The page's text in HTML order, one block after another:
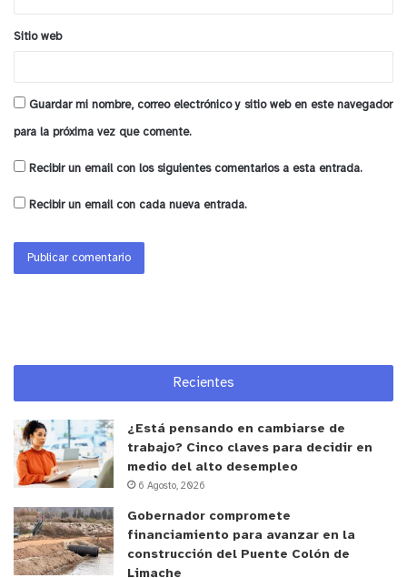
¿Qué información está disponible sobre los
establecimientos educacionales por región;
comuna; nivel al que postula; nombre del
En el detalle de los establecimientos
educacionales, podrán ver información acerca de:
Galería fotográfica.
El proyecto educativo de la escuela o liceo.
Información de pago (si es gratuito o con copago).
Datos y estadísticas de estudiantes y docentes.
Programas, extracurriculares e infraestructura.
Vacantes por nivel para el año escolar 2023.
Cantidad de postulantes por nivel del año anterior.
Sitio web
Guardar mi nombre, correo electrónico y sitio web en este navegador
para la próxima vez que comente.
Recibir un email con los siguientes comentarios a esta entrada.
Recibir un email con cada nueva entrada.
Recientes
¿Está pensando en cambiarse de
trabajo? Cinco claves para decidir en
medio del alto desempleo
6 Agosto, 2026
Gobernador compromete
financiamiento para avanzar en la
construcción del Puente Colón de
Limache